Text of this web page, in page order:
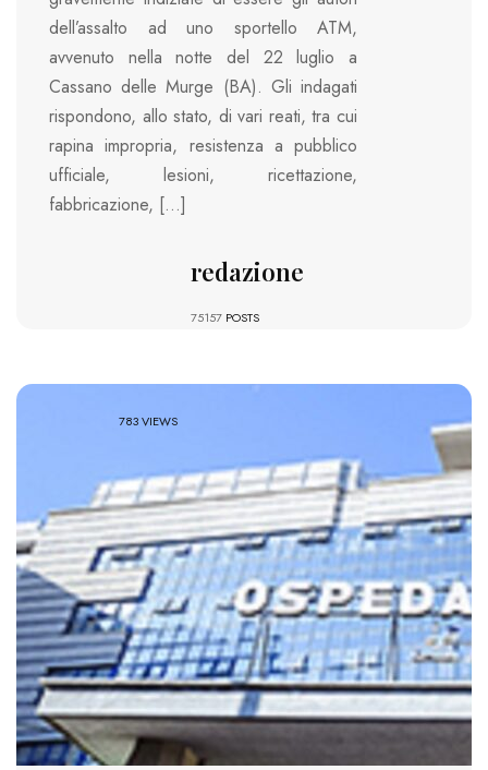
dell’assalto ad uno sportello ATM,
avvenuto nella notte del 22 luglio a
Cassano delle Murge (BA). Gli indagati
rispondono, allo stato, di vari reati, tra cui
rapina impropria, resistenza a pubblico
ufficiale, lesioni, ricettazione,
fabbricazione, […]
redazione
75157 POSTS
783 VIEWS